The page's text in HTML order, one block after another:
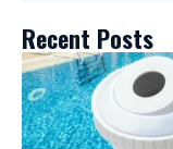
Recent Posts